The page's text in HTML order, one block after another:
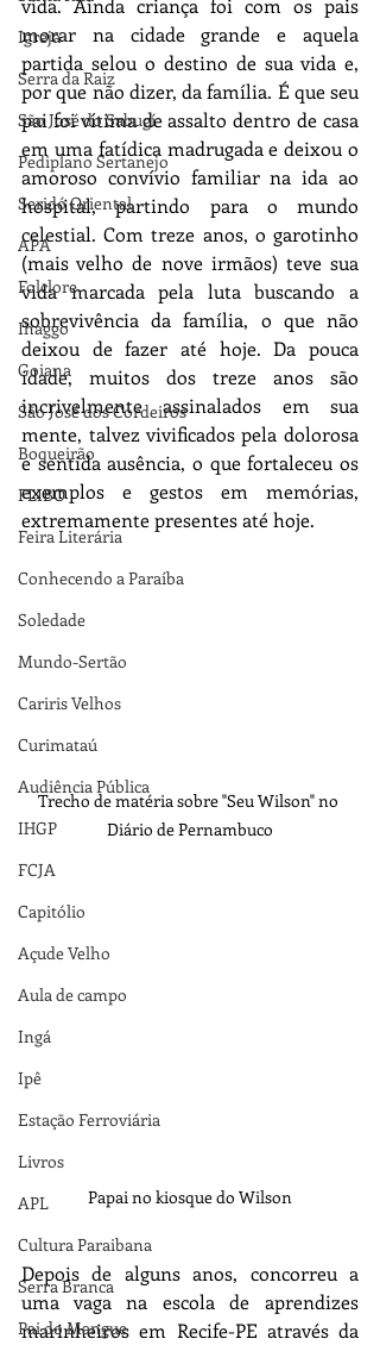
Igreja
Serra da Raiz
São José do Sabugí
Pediplano Sertanejo
Seridó Oriental
APA
Folclore
Ihaggo
Goiana
São José dos Cordeiros
Boqueirão
FLIBO
Feira Literária
Conhecendo a Paraíba
Soledade
Mundo-Sertão
Cariris Velhos
Curimataú
Audiência Pública
IHGP
FCJA
Capitólio
Açude Velho
Aula de campo
Ingá
Ipê
Estação Ferroviária
Livros
APL
Cultura Paraibana
Serra Branca
Pai do Mangue
vida. Ainda criança foi com os pais
morar na cidade grande e aquela
partida selou o destino de sua vida e,
por que não dizer, da família. É que seu
pai foi vítima de assalto dentro de casa
em uma fatídica madrugada e deixou o
amoroso convívio familiar na ida ao
hospital, partindo para o mundo
celestial. Com treze anos, o garotinho
(mais velho de nove irmãos) teve sua
vida marcada pela luta buscando a
sobrevivência da família, o que não
deixou de fazer até hoje. Da pouca
idade, muitos dos treze anos são
incrivelmente assinalados em sua
mente, talvez vivificados pela dolorosa
e sentida ausência, o que fortaleceu os
exemplos e gestos em memórias,
extremamente presentes até hoje.
Trecho de matéria sobre "Seu Wilson" no
Diário de Pernambuco
Papai no kiosque do Wilson
Depois de alguns anos, concorreu a
uma vaga na escola de aprendizes
marinheiros em Recife-PE através da